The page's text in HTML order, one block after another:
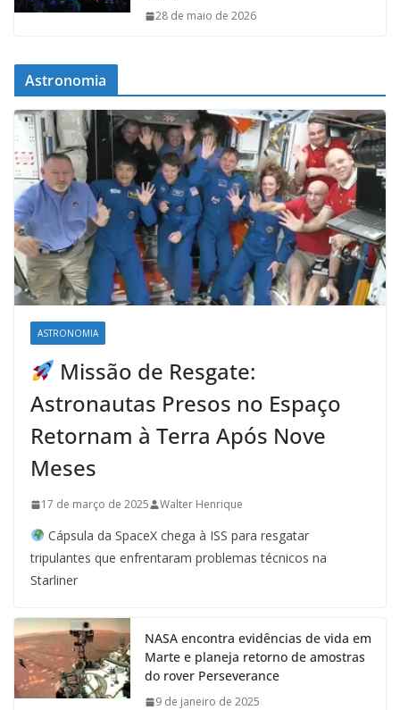
28 de maio de 2026
Astronomia
ASTRONOMIA
Missão de Resgate:
Astronautas Presos no Espaço
Retornam à Terra Após Nove
Meses
17 de março de 2025 Walter Henrique
Cápsula da SpaceX chega à ISS para resgatar
tripulantes que enfrentaram problemas técnicos na
Starliner
NASA encontra evidências de vida em
Marte e planeja retorno de amostras
do rover Perseverance
9 de janeiro de 2025